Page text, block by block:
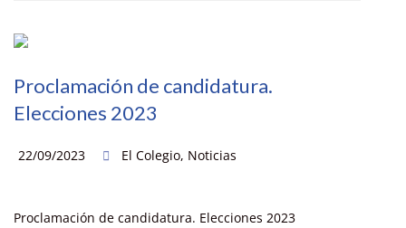
Proclamación de candidatura.
Elecciones 2023
22/09/2023 El Colegio, Noticias
Proclamación de candidatura. Elecciones 2023